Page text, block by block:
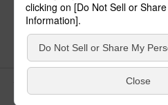
パナソニックの電気設
クッキー